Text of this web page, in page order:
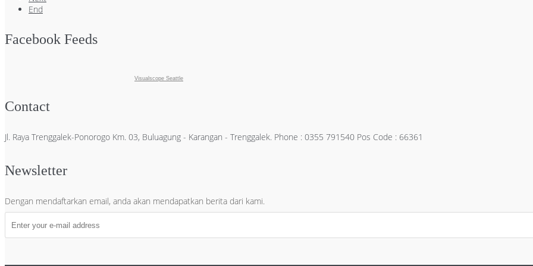
End
Facebook Feeds
Visualscope Seattle
Contact
Jl. Raya Trenggalek-Ponorogo Km. 03, Buluagung - Karangan - Trenggalek. Phone : 0355 791540 Pos Code : 66361
Newsletter
Dengan mendaftarkan email, anda akan mendapatkan berita dari kami.